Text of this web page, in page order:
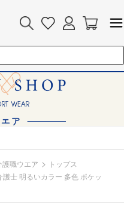
護職ウエア > トップス
士 明るいカラー 多色 ポケッ